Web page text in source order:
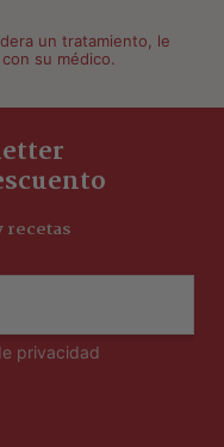
un tratamiento, le
su médico.
recetas
privacidad